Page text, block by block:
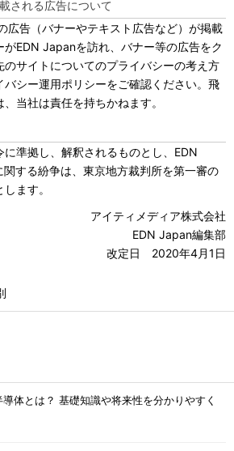
される広告について
広告（バナーやテキスト広告など）が掲載
がEDN Japanを訪れ、バナー等の広告をク
のサイトについてのプライバシーの考え方
バシー運用ポリシーをご確認ください。飛
当社は責任を持ちかねます。
準拠し、解釈されるものとし、EDN
する紛争は、東京地方裁判所を第一審の
ます。
アイティメディア株式会社
EDN Japan編集部
改定日 2020年4月1日
導体とは？ 基礎知識や将来性を分かりやすく